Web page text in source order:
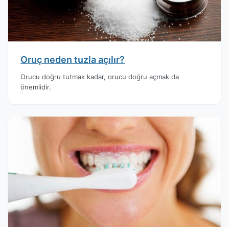
Oruç neden tuzla açılır?
Orucu doğru tutmak kadar, orucu doğru açmak da
önemlidir.